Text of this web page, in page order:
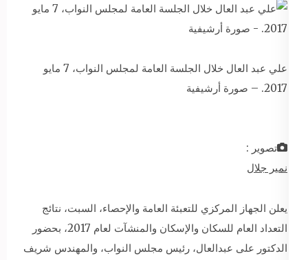
علي عبد العال خلال الجلسة العامة لمجلس النواب، 7 مايو
2017. – صورة أرشيفية
تصوير :
نمير جلال
يعلن الجهاز المركزي للتعبئة العامة والإحصاء، السبت، نتائج
التعداد العام للسكان والإسكان والمنشآت لعام 2017، بحضور
الدكتور على عبدالعال، رئيس مجلس النواب، والمهندس شريف